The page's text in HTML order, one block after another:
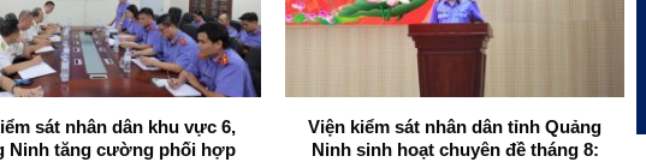
sát nhân dân khu vực 6,
Ninh tăng cường phối hợp
Viện kiểm sát nhân dân tỉnh Quảng
Ninh sinh hoạt chuyên đề tháng 8: